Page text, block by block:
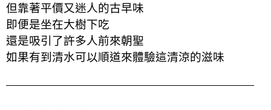
但靠著平價又迷人的古早味
即便是坐在大樹下吃
還是吸引了許多人前來朝聖
如果有到清水可以順道來體驗這清涼的滋味